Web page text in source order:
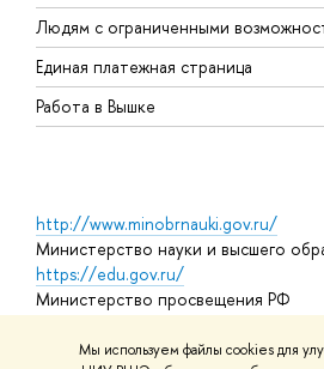
Мы используем файлы cookies для
Людям с ограниченными
Единая платежная страница
Работа в Вышке
http://www.minobrnauki.gov.ru/
Министерство науки и высшего
https://edu.gov.ru/
Министерство просвещения РФ
Массовые открытые онлайн-курсы